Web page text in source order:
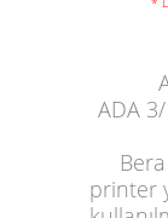
ADA
Bera
printer